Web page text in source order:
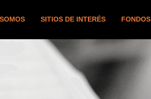
SITIOS DE INTERÉS FONDOS